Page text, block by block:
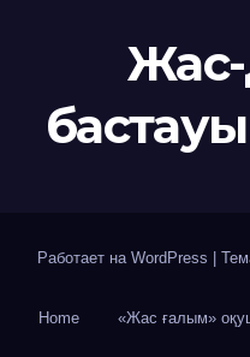
Работает на WordPress
Home «Жас ғалым»